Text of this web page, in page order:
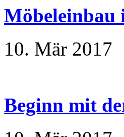
Möbeleinbau
10. Mär 2017
Beginn mit